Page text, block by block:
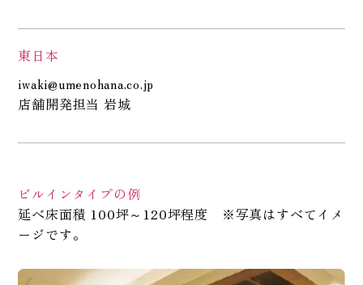
東日本
iwaki@umenohana.co.jp
店舗開発担当 岩城
ビルインタイプの例
延べ床面積 100坪～120坪程度 ※写真はすべてイメ
ージです。